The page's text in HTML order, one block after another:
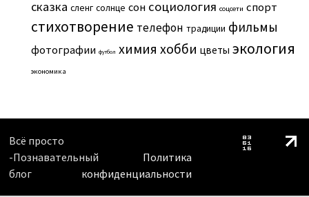
сказка сленг солнце сон социология соцсети спорт
стихотворение телефон традиции фильмы
фотографии футбол химия хобби цветы экология
экономика
Всё просто
-Познавательный
блог
Политика
конфиденциальности